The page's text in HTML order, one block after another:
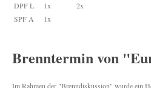
DPF L
1x
2x
SPF A
1x
Brenntermin von
Im Rahmen der "Brenndiskussion" wurde ein